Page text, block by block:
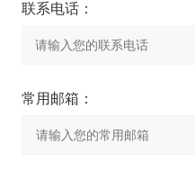
联系电话：
常用邮箱：